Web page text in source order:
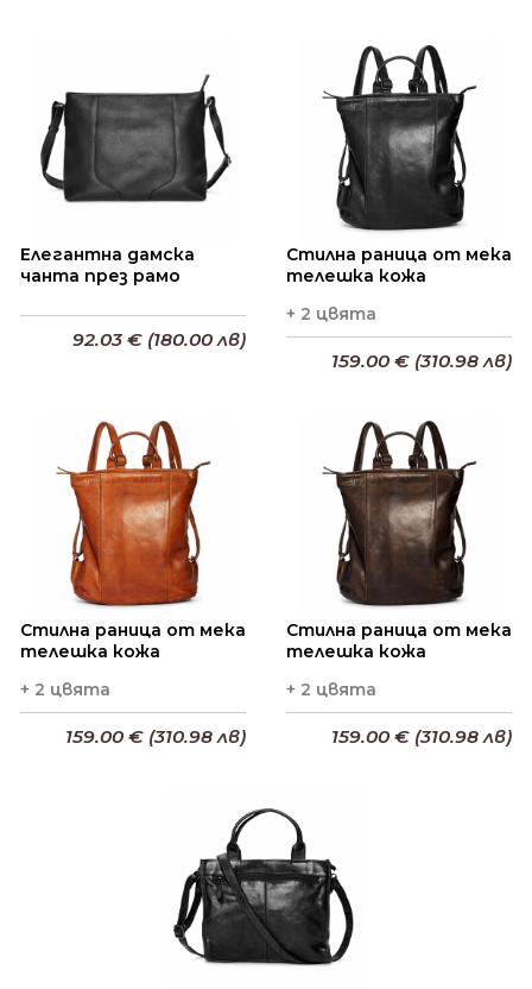
Елегантна дамска
чанта през рамо
Добави в кошницата
92.03 € (180.00 лв)
Стилна раница от мека
телешка кожа
+ 2 цвята
Добави в кошницата
159.00 € (310.98 лв)
Стилна раница от мека
телешка кожа
+ 2 цвята
159.00 € (310.98 лв)
Стилна раница от мека
телешка кожа
+ 2 цвята
159.00 € (310.98 лв)